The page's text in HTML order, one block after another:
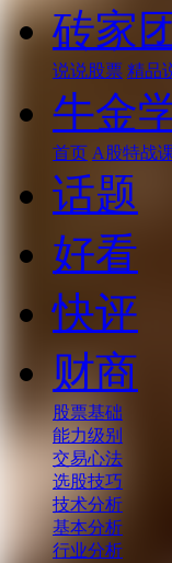
砖家团
说说股票 精品
牛金
首页 A股特战
话题
好看
快评
财商
股票基础
能力级别
交易心法
选股技巧
技术分析
基本分析
行业分析